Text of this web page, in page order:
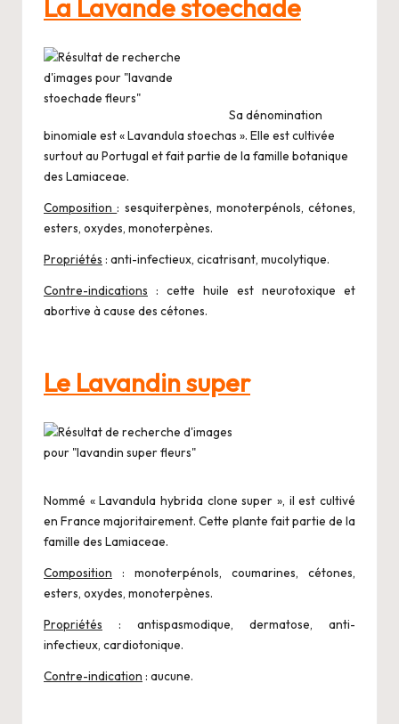
La Lavande stoechade
Sa dénomination
binomiale est « Lavandula stoechas ». Elle est cultivée
surtout au Portugal et fait partie de la famille botanique
des Lamiaceae.
Composition : sesquiterpènes, monoterpénols, cétones,
esters, oxydes, monoterpènes.
Propriétés : anti-infectieux, cicatrisant, mucolytique.
Contre-indications : cette huile est neurotoxique et
abortive à cause des cétones.
Le Lavandin super
Nommé « Lavandula hybrida clone super », il est cultivé
en France majoritairement. Cette plante fait partie de la
famille des Lamiaceae.
Composition : monoterpénols, coumarines, cétones,
esters, oxydes, monoterpènes.
Propriétés : antispasmodique, dermatose, anti-
infectieux, cardiotonique.
Contre-indication : aucune.